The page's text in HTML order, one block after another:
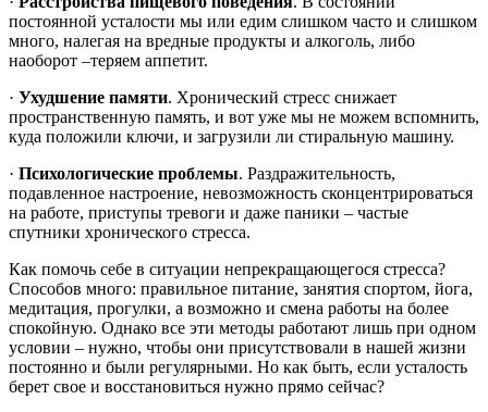
постоянной усталости мы или едим слишком часто и слишком
много, налегая на вредные продукты и алкоголь, либо
наоборот –теряем аппетит.
· Ухудшение памяти. Хронический стресс снижает
пространственную память, и вот уже мы не можем вспомнить,
куда положили ключи, и загрузили ли стиральную машину.
· Психологические проблемы. Раздражительность,
подавленное настроение, невозможность сконцентрироваться
на работе, приступы тревоги и даже паники – частые
спутники хронического стресса.
Как помочь себе в ситуации непрекращающегося стресса?
Способов много: правильное питание, занятия спортом, йога,
медитация, прогулки, а возможно и смена работы на более
спокойную. Однако все эти методы работают лишь при одном
условии – нужно, чтобы они присутствовали в нашей жизни
постоянно и были регулярными. Но как быть, если усталость
берет свое и восстановиться нужно прямо сейчас?